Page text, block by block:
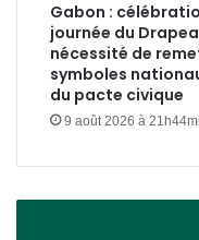
Gabon :
journée du
nécessité de
symboles
du pacte civique
9 août 2026 à